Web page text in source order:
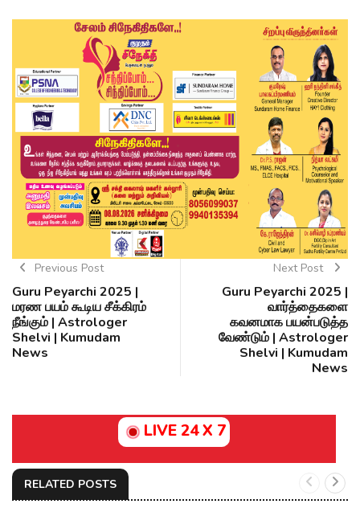
Previous Post
Guru Peyarchi 2025 |
மரண பயம் கூடிய சீக்கிரம்
நீங்கும் | Astrologer
Shelvi | Kumudam
News
Next Post
Guru Peyarchi 2025 |
வார்த்தைகளை
கவனமாக பயன்படுத்த
வேண்டும் | Astrologer
Shelvi | Kumudam
News
LIVE 24 X 7
RELATED POSTS